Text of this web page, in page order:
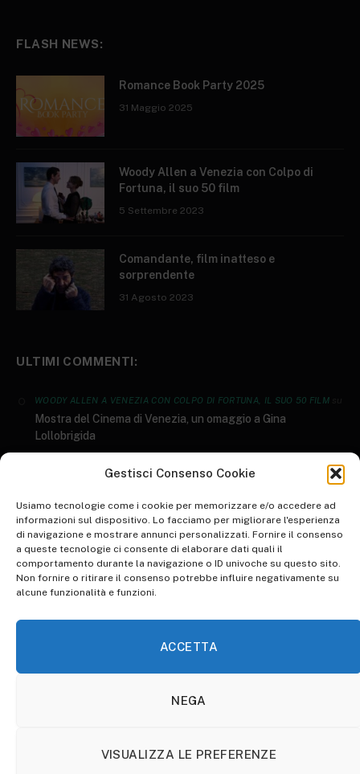
Gestisci Consenso Cookie
Usiamo tecnologie come i cookie per memorizzare e/o accedere ad
informazioni sul dispositivo. Lo facciamo per migliorare l'esperienza
di navigazione e mostrare annunci personalizzati. Fornire il consenso
a queste tecnologie ci consente di elaborare dati quali il
comportamento durante la navigazione o ID univoche su questo sito.
Non fornire o ritirare il consenso potrebbe influire negativamente su
alcune funzionalità e funzioni.
ACCETTA
NEGA
VISUALIZZA LE PREFERENZE
FLASH NEWS:
Romance Book Party 2025
31 Maggio 2025
Woody Allen a Venezia con Colpo di
Fortuna, il suo 50 film
5 Settembre 2023
Comandante, film inatteso e
sorprendente
31 Agosto 2023
ULTIMI COMMENTI:
WOODY ALLEN A VENEZIA CON COLPO DI FORTUNA, IL SUO 50 FILM
Mostra del Cinema di Venezia, un omaggio a Gina
Lollobrigida
GENERI LETTERARI: AL SALONE DEL LIBRO ARRIVANO I DATI AIE 2023
I 10 libri più letti del 2022
WORLD ART DAY: RIFLESSIONE SULLO STATO DELL'ARTEsu
Inspire Your Heart with Art Day, una giornata d’arte
WALK TO WORK DAY: PICCOLE IPOCRISIE QUOTIDIANEsu
Guillermo Del Toro: la recensione​